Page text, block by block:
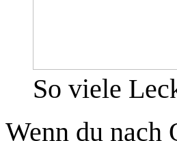
So viele
Wenn du nach